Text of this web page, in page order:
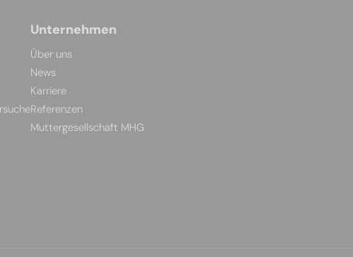
Unternehmen
Über uns
News
Karriere
Referenzen
Muttergesellschaft MHG